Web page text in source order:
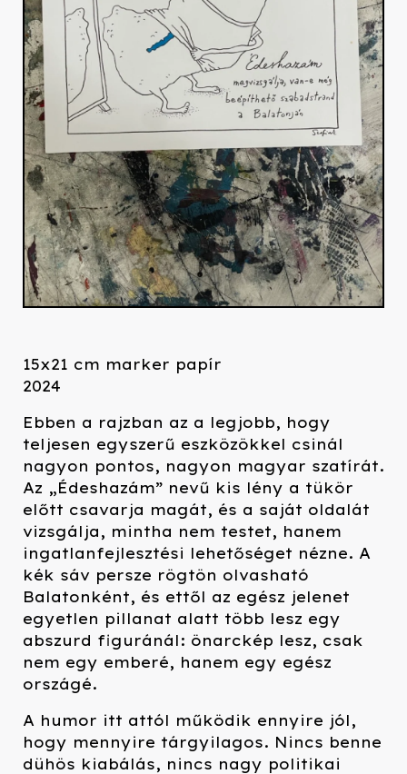
15x21 cm marker papír
2024
Ebben a rajzban az a legjobb, hogy
teljesen egyszerű eszközökkel csinál
nagyon pontos, nagyon magyar szatírát.
Az „Édeshazám” nevű kis lény a tükör
előtt csavarja magát, és a saját oldalát
vizsgálja, mintha nem testet, hanem
ingatlanfejlesztési lehetőséget nézne. A
kék sáv persze rögtön olvasható
Balatonként, és ettől az egész jelenet
egyetlen pillanat alatt több lesz egy
abszurd figuránál: önarckép lesz, csak
nem egy emberé, hanem egy egész
országé.
A humor itt attól működik ennyire jól,
hogy mennyire tárgyilagos. Nincs benne
dühös kiabálás, nincs nagy politikai